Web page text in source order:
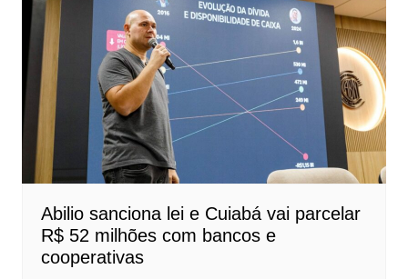
Abilio sanciona lei e Cuiabá vai parcelar
R$ 52 milhões com bancos e
cooperativas